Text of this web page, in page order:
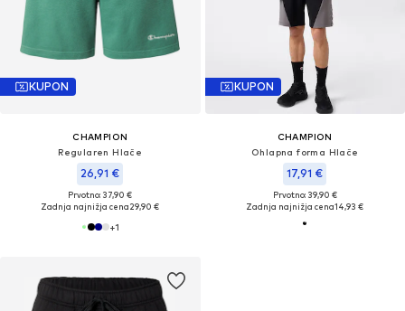
KUPON
CHAMPION
Regularen Hlače
26,91 €
Prvotno: 37,90 €
Zadnja najnižja cena29,90 €
+1
KUPON
CHAMPION
Ohlapna forma Hlače
17,91 €
Prvotno: 39,90 €
Zadnja najnižja cena14,93 €